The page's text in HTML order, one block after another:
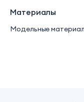
Материалы
Модельные